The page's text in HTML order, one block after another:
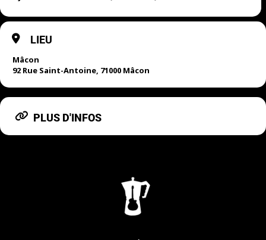
LIEU
Mâcon
92 Rue Saint-Antoine, 71000 Mâcon
PLUS D'INFOS